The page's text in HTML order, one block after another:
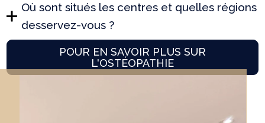
Où sont situés les centres et quelles régions
desservez-vous ?
POUR EN SAVOIR PLUS SUR
L'OSTÉOPATHIE